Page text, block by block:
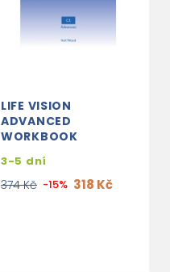
LIFE VISION
ADVANCED
WORKBOOK
3-5 dní
374 Kč -15% 318 Kč